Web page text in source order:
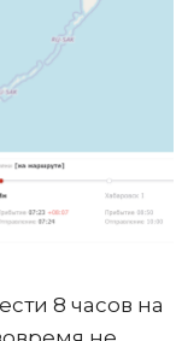
8 часов на